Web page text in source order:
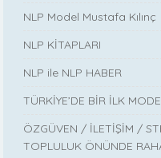
NLP Model Mustafa Kılınç
NLP KİTAPLARI
NLP ile NLP HABER
TÜRKİYE’DE BİR İLK
ÖZGÜVEN / İLETİŞİM /
TOPLULUK ÖNÜNDE